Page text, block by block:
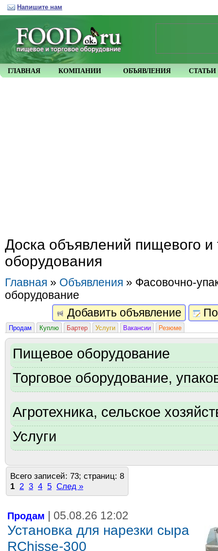
Доска объявлений пищевого и
оборудования
Главная » Объявления » Фасовочно-
оборудование
Добавить объявление
Продам Куплю Бартер Услуги Вакансии Резюме
Пищевое оборудование
Торговое оборудование,
Агротехника, сельское
Услуги
Всего записей: 73; страниц: 8
1 2 3 4 5 След »
Продам | 05.08.26 12:02
Установка для нарезки сыра
RChisse-300
ГЛАВНАЯ КОМПАНИИ ОБЪЯВЛЕНИЯ СТАТЬИ
Напишите нам